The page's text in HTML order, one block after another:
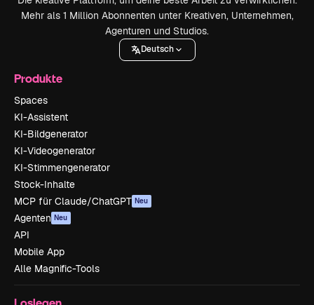
Mehr als 1 Million Abonnenten unter Kreativen, Unternehmen,
Agenturen und Studios.
Deutsch
Produkte
Spaces
KI-Assistent
KI-Bildgenerator
KI-Videogenerator
KI-Stimmengenerator
Stock-Inhalte
MCP für Claude/ChatGPT Neu
Agenten Neu
API
Mobile App
Alle Magnific-Tools